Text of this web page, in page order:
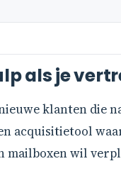
als je
klanten die
acquisitietool
wil